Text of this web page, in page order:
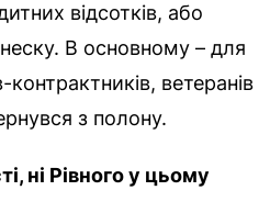
відсотків, або
В основному – для
ветеранів
з полону.
ні Рівного у цьому